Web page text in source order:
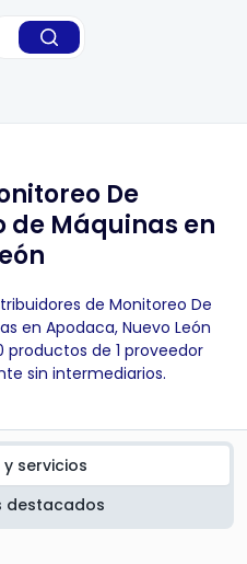
De
de Máquinas en
de Monitoreo De
en Apodaca, Nuevo León
productos de 1 proveedor
sin intermediarios.
servicios
destacados